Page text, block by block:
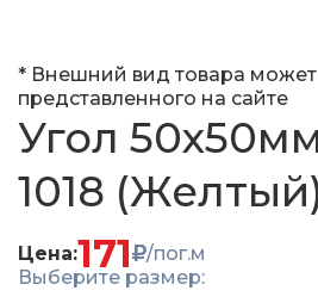
* Внешний вид товара может
представленного на сайте
Угол
1018
Цена:171
/пог.м
Выберите размер: